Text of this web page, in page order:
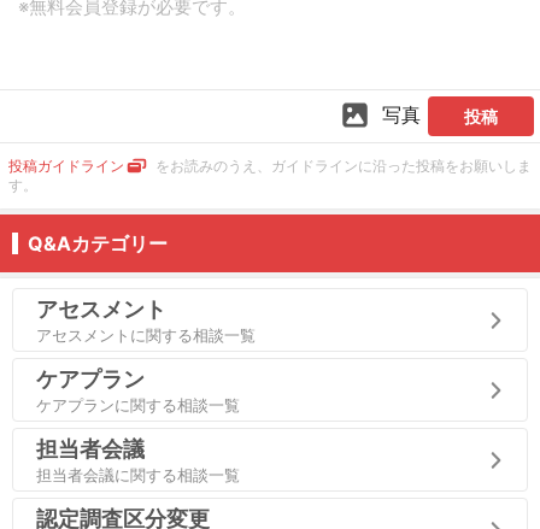
写真 投稿
投稿ガイドライン
をお読みのうえ、ガイドラインに沿った投稿をお願いしま
す。
Q&Aカテゴリー
アセスメント
アセスメントに関する相談一覧
ケアプラン
ケアプランに関する相談一覧
担当者会議
担当者会議に関する相談一覧
認定調査区分変更